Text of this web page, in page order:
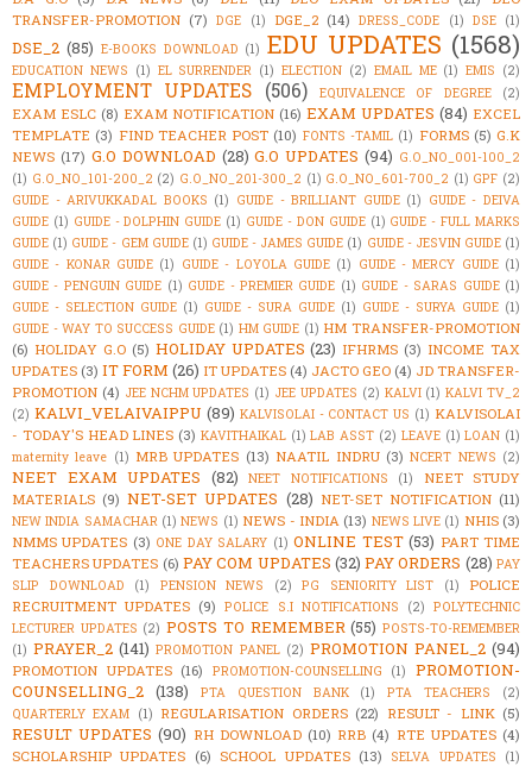
TRANSFER-PROMOTION (7) DGE (1) DGE_2 (14) DRESS_CODE (1) DSE (1)
DSE_2 (85) E-BOOKS DOWNLOAD (1) EDU UPDATES (1568)
EDUCATION NEWS (1) EL SURRENDER (1) ELECTION (2) EMAIL ME (1) EMIS (2)
EMPLOYMENT UPDATES (506) EQUIVALENCE OF DEGREE (2)
EXAM ESLC (8) EXAM NOTIFICATION (16) EXAM UPDATES (84) EXCEL
TEMPLATE (3) FIND TEACHER POST (10) FONTS -TAMIL (1) FORMS (5) G.K
NEWS (17) G.O DOWNLOAD (28) G.O UPDATES (94) G.O_NO_001-100_2
(1) G.O_NO_101-200_2 (2) G.O_NO_201-300_2 (1) G.O_NO_601-700_2 (1) GPF (2)
GUIDE - ARIVUKKADAL BOOKS (1) GUIDE - BRILLIANT GUIDE (1) GUIDE - DEIVA
GUIDE (1) GUIDE - DOLPHIN GUIDE (1) GUIDE - DON GUIDE (1) GUIDE - FULL MARKS
GUIDE (1) GUIDE - GEM GUIDE (1) GUIDE - JAMES GUIDE (1) GUIDE - JESVIN GUIDE (1)
GUIDE - KONAR GUIDE (1) GUIDE - LOYOLA GUIDE (1) GUIDE - MERCY GUIDE (1)
GUIDE - PENGUIN GUIDE (1) GUIDE - PREMIER GUIDE (1) GUIDE - SARAS GUIDE (1)
GUIDE - SELECTION GUIDE (1) GUIDE - SURA GUIDE (1) GUIDE - SURYA GUIDE (1)
GUIDE - WAY TO SUCCESS GUIDE (1) HM GUIDE (1) HM TRANSFER-PROMOTION
(6) HOLIDAY G.O (5) HOLIDAY UPDATES (23) IFHRMS (3) INCOME TAX
UPDATES (3) IT FORM (26) IT UPDATES (4) JACTO GEO (4) JD TRANSFER-
PROMOTION (4) JEE NCHM UPDATES (1) JEE UPDATES (2) KALVI (1) KALVI TV_2
(2) KALVI_VELAIVAIPPU (89) KALVISOLAI - CONTACT US (1) KALVISOLAI
- TODAY'S HEAD LINES (3) KAVITHAIKAL (1) LAB ASST (2) LEAVE (1) LOAN (1)
maternity leave (1) MRB UPDATES (13) NAATIL INDRU (3) NCERT NEWS (2)
NEET EXAM UPDATES (82) NEET NOTIFICATIONS (1)
NEET STUDY
MATERIALS (9) NET-SET UPDATES (28) NET-SET NOTIFICATION (11)
NEW INDIA SAMACHAR (1) NEWS (1) NEWS - INDIA (13) NEWS LIVE (1) NHIS (3)
NMMS UPDATES (3) ONE DAY SALARY (1) ONLINE TEST (53) PART TIME
TEACHERS UPDATES (6) PAY COM UPDATES (32) PAY ORDERS (28) PAY
SLIP DOWNLOAD
(1) PENSION NEWS (2) PG SENIORITY LIST (1)
POLICE
RECRUITMENT UPDATES (9) POLICE S.I NOTIFICATIONS (2) POLYTECHNIC
LECTURER UPDATES (2) POSTS TO REMEMBER (55) POSTS-TO-REMEMBER
(1) PRAYER_2 (141) PROMOTION PANEL (2) PROMOTION PANEL_2 (94)
PROMOTION UPDATES (16) PROMOTION-COUNSELLING (1)
PROMOTION-
COUNSELLING_2 (138) PTA QUESTION BANK (1) PTA TEACHERS
(2)
QUARTERLY EXAM (1) REGULARISATION ORDERS (22) RESULT - LINK (5)
RESULT UPDATES (90) RH DOWNLOAD (10) RRB (4) RTE UPDATES (4)
SCHOLARSHIP UPDATES (6) SCHOOL UPDATES (13) SELVA UPDATES
(1)